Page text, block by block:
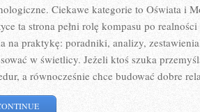
Ciekawe kategorie to Oświata i
ta strona pełni rolę kompasu po
na praktykę: poradniki, analizy,
w świetlicy. Jeżeli ktoś szuka
a równocześnie chce budować dobre